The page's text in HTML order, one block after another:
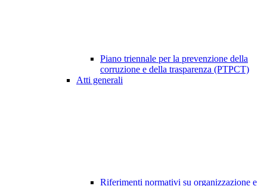
Piano triennale per la prevenzione della
corruzione e della trasparenza (PTPCT)
Atti generali
Riferimenti normativi su organizzazione e